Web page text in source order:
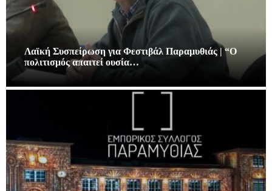
Λαϊκή Συσπείρωση για Φεστιβάλ Παραμυθιάς | “Ο
πολιτισμός απαιτεί ουσία…